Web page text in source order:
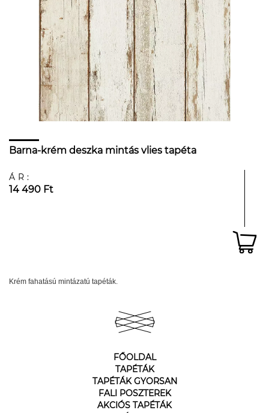
Barna-krém deszka mintás vlies tapéta
ÁR:
14 490 Ft
Krém fahatású mintázatú tapéták.
FŐOLDAL
TAPÉTÁK
TAPÉTÁK GYORSAN
FALI POSZTEREK
AKCIÓS TAPÉTÁK